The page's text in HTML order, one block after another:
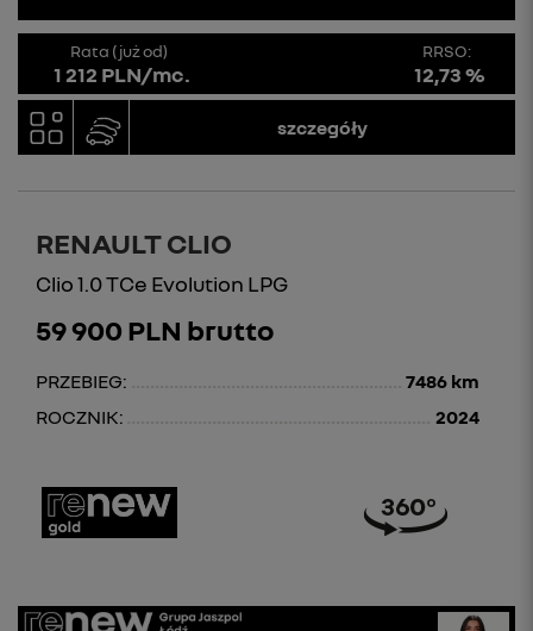
Rata (już od)
1 212 PLN/mc.
RRSO:
12,73 %
szczegóły
RENAULT CLIO
Clio 1.0 TCe Evolution LPG
59 900 PLN brutto
PRZEBIEG:
7486 km
ROCZNIK:
2024